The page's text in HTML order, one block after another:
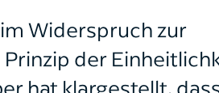
Widerspruch zur
der
hat klargestellt,